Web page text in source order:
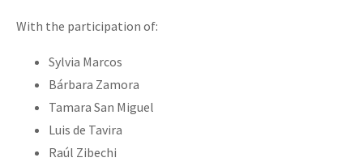
With the participation of:
Sylvia Marcos
Bárbara Zamora
Tamara San Miguel
Luis de Tavira
Raúl Zibechi